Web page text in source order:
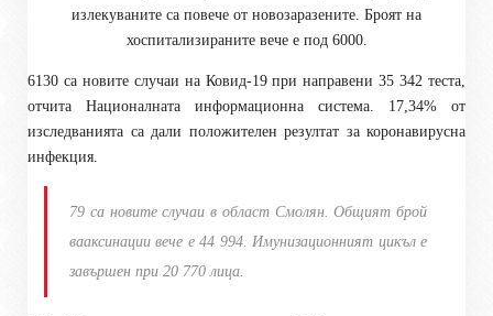
излекуваните са повече от новозаразените. Броят на
хоспитализираните вече е под 6000.
6130 са новите случаи на Ковид-19 при направени 35 342 теста,
отчита Националната информационна система. 17,34% от
изследванията са дали положителен резултат за коронавирусна
инфекция.
79 са новите случаи в област Смолян. Общият брой
вааксинации вече е 44 994. Имунизационният цикъл е
завършен при 20 770 лица.